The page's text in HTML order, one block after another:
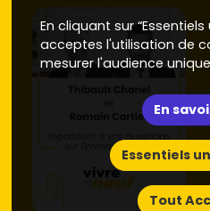
En cliquant sur
acceptes l'utilisation de
mesurer l'audience
En
Essentiels
Tout